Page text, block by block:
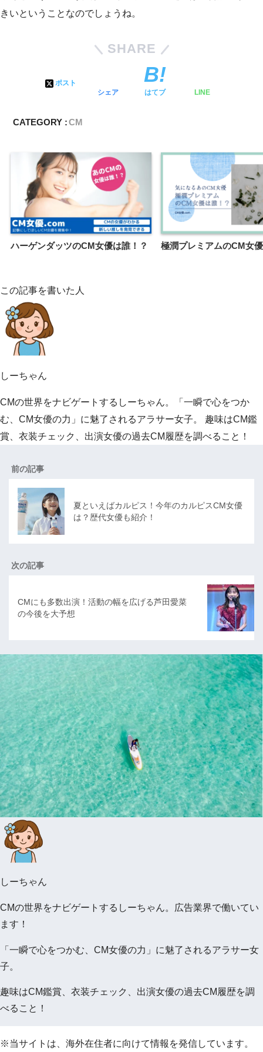
きいということなのでしょうね。
SHARE
ポスト
シェア
はてブ LINE
CATEGORY :CM
ハーゲンダッツのCM女優は誰！？ 極潤プレミアムのCM女
この記事を書いた人
しーちゃん
CMの世界をナビゲートするしーちゃん。「一瞬で心をつか
む、CM女優の力」に魅了されるアラサー女子。 趣味はCM鑑
賞、衣装チェック、出演女優の過去CM履歴を調べること！
前の記事
夏といえばカルピス！今年のカルピスCM女優
は？歴代女優も紹介！
次の記事
CMにも多数出演！活動の幅を広げる芦田愛菜
の今後を大予想
しーちゃん
CMの世界をナビゲートするしーちゃん。広告業界で働いてい
ます！
「一瞬で心をつかむ、CM女優の力」に魅了されるアラサー女
子。
趣味はCM鑑賞、衣装チェック、出演女優の過去CM履歴を調
べること！
※当サイトは、海外在住者に向けて情報を発信しています。